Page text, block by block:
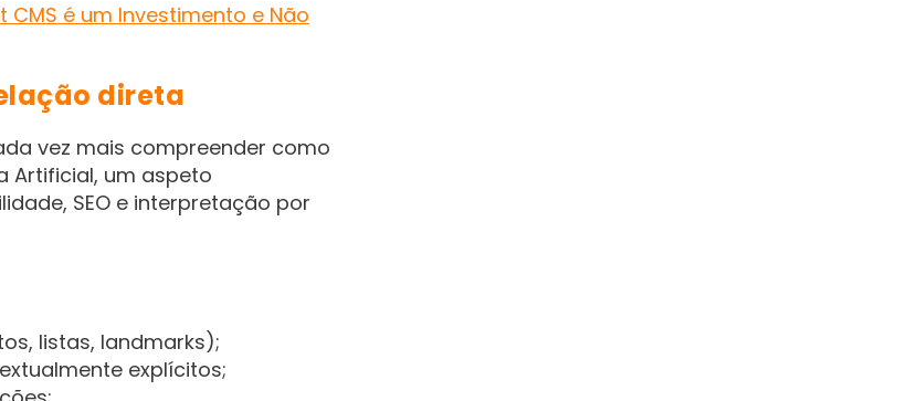
é um Investimento e Não
direta
vez mais compreender como
Artificial, um aspeto
SEO e interpretação por
listas, landmarks);
explícitos;